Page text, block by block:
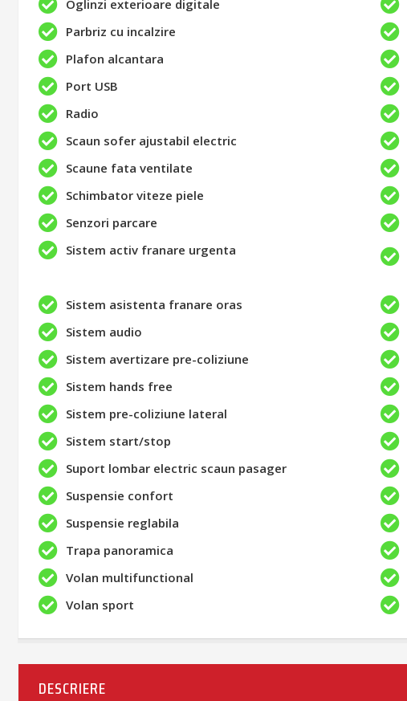
Oglinzi exterioare digitale
Parbriz cu incalzire
Plafon alcantara
Port USB
Radio
Scaun sofer ajustabil electric
Scaune fata ventilate
Schimbator viteze piele
Senzori parcare
Sistem activ franare urgenta
Sistem asistenta franare oras
Sistem audio
Sistem avertizare pre-coliziune
Sistem hands free
Sistem pre-coliziune lateral
Sistem start/stop
Suport lombar electric scaun pasager
Suspensie confort
Suspensie reglabila
Trapa panoramica
Volan multifunctional
Volan sport
DESCRIERE